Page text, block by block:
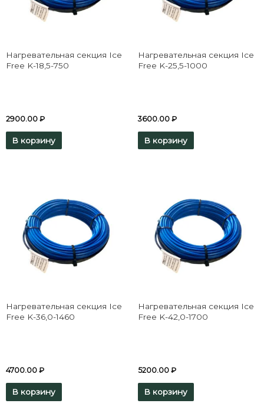
Нагревательная секция Ice
Free K-18,5-750
2900.00 ₽
В корзину
Нагревательная секция Ice
Free K-25,5-1000
3600.00 ₽
В корзину
Нагревательная секция Ice
Free K-36,0-1460
4700.00 ₽
В корзину
Нагревательная секция Ice
Free K-42,0-1700
5200.00 ₽
В корзину